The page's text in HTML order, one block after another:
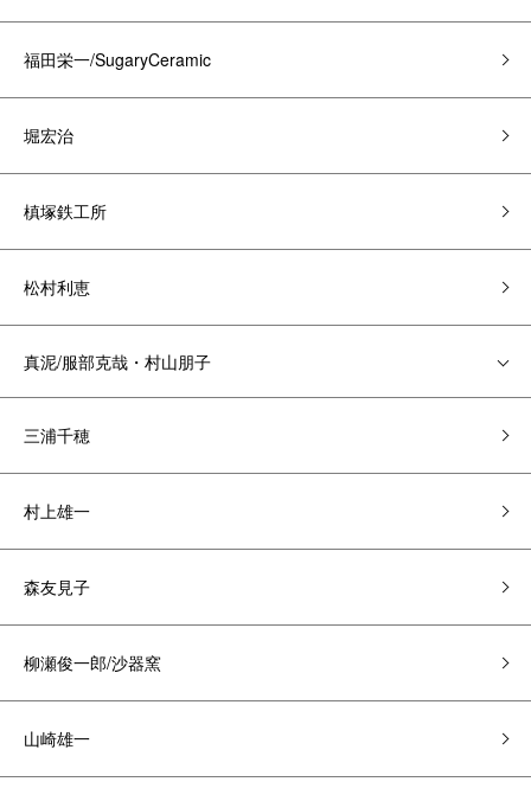
福田栄一/SugaryCeramic
堀宏治
槙塚鉄工所
松村利恵
真泥/服部克哉・村山朋子
三浦千穂
村上雄一
森友見子
柳瀬俊一郎/沙器窯
山崎雄一